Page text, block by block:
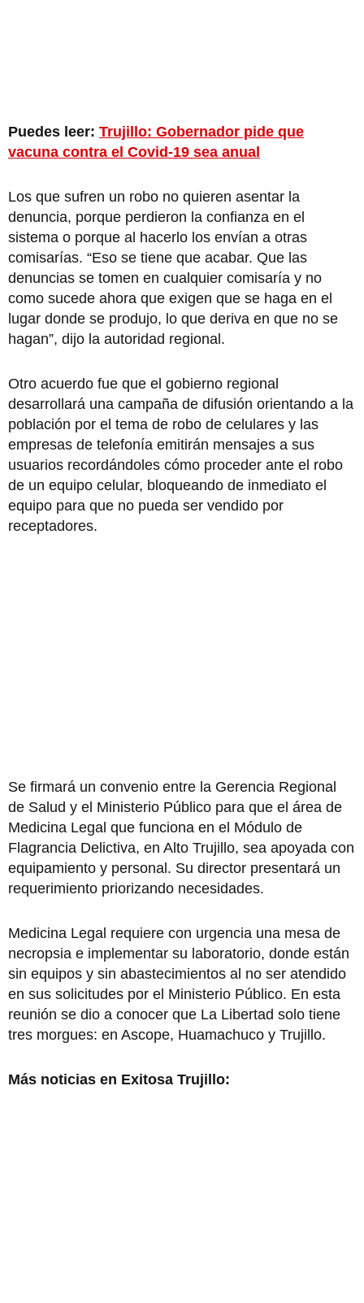
Puedes leer: Trujillo: Gobernador pide que
vacuna contra el Covid-19 sea anual
Los que sufren un robo no quieren asentar la
denuncia, porque perdieron la confianza en el
sistema o porque al hacerlo los envían a otras
comisarías. “Eso se tiene que acabar. Que las
denuncias se tomen en cualquier comisaría y no
como sucede ahora que exigen que se haga en el
lugar donde se produjo, lo que deriva en que no se
hagan”, dijo la autoridad regional.
Otro acuerdo fue que el gobierno regional
desarrollará una campaña de difusión orientando a la
población por el tema de robo de celulares y las
empresas de telefonía emitirán mensajes a sus
usuarios recordándoles cómo proceder ante el robo
de un equipo celular, bloqueando de inmediato el
equipo para que no pueda ser vendido por
receptadores.
Se firmará un convenio entre la Gerencia Regional
de Salud y el Ministerio Público para que el área de
Medicina Legal que funciona en el Módulo de
Flagrancia Delictiva, en Alto Trujillo, sea apoyada con
equipamiento y personal. Su director presentará un
requerimiento priorizando necesidades.
Medicina Legal requiere con urgencia una mesa de
necropsia e implementar su laboratorio, donde están
sin equipos y sin abastecimientos al no ser atendido
en sus solicitudes por el Ministerio Público. En esta
reunión se dio a conocer que La Libertad solo tiene
tres morgues: en Ascope, Huamachuco y Trujillo.
Más noticias en Exitosa Trujillo: